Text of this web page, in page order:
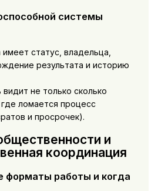
системы
статус, владельца,
результата и историю
не только сколько
ломается процесс
и просрочек).
и
координация
форматы работы и когда